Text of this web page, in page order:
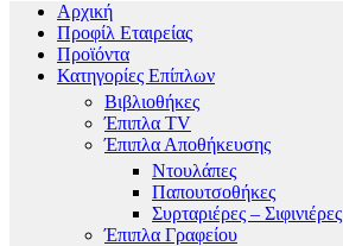
Αρχική
Προφίλ Εταιρείας
Προϊόντα
Κατηγορίες Επίπλων
Βιβλιοθήκες
Έπιπλα TV
Έπιπλα Αποθήκευσης
Ντουλάπες
Παπουτσοθήκες
Συρταριέρες – Σιφινιέρες
Έπιπλα Γραφείου